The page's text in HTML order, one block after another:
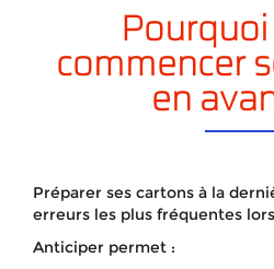
commencer
en
Préparer ses cartons à la
erreurs les plus fréquentes
Anticiper permet :